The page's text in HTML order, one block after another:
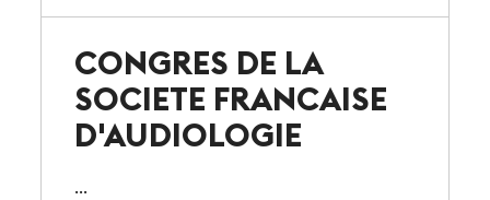
CONGRES DE LA
SOCIETE FRANCAISE
D'AUDIOLOGIE
...